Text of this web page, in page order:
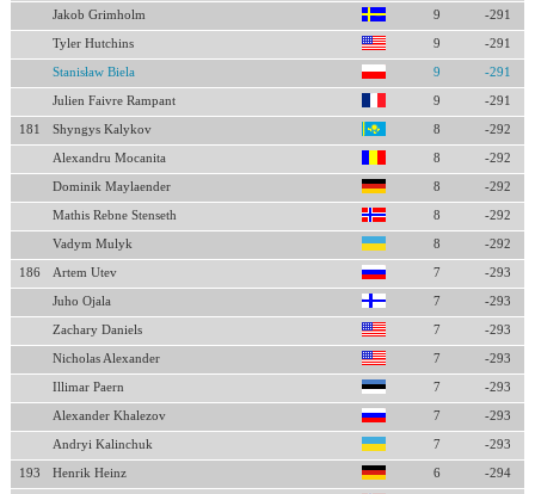
Jakob Grimholm 9 -291
Tyler Hutchins 9 -291
Stanisław Biela 9 -291
Julien Faivre Rampant 9 -291
181 Shyngys Kalykov 8 -292
Alexandru Mocanita 8 -292
Dominik Maylaender 8 -292
Mathis Rebne Stenseth 8 -292
Vadym Mulyk 8 -292
186 Artem Utev 7 -293
Juho Ojala 7 -293
Zachary Daniels 7 -293
Nicholas Alexander 7 -293
Illimar Paern 7 -293
Alexander Khalezov 7 -293
Andryi Kalinchuk 7 -293
193 Henrik Heinz 6 -294